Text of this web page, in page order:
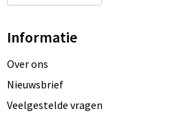
Informatie
Over ons
Nieuwsbrief
Veelgestelde vragen